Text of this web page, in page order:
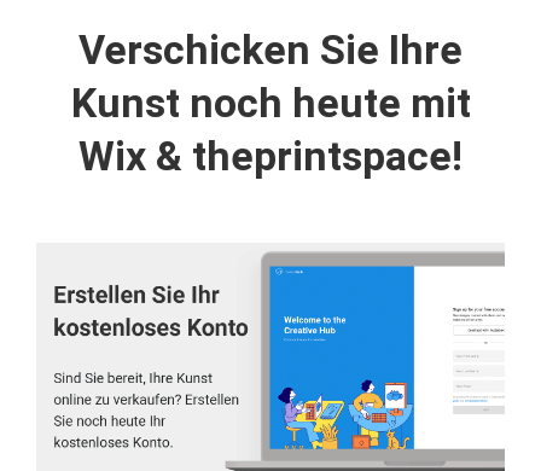
Verschicken Sie Ihre
Kunst noch heute mit
Wix & theprintspace!